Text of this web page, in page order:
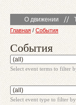
О движении
Главная / События
События
Select event terms to filter
Select event type to filter by